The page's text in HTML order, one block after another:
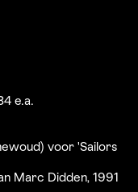
e.a.
voor 'Sailors
Marc Didden, 1991